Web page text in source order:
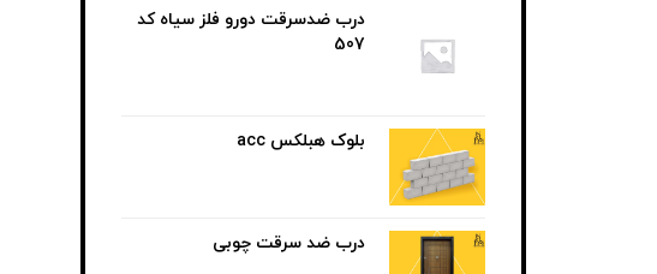
درب ضدسرقت دورو فلز سیاه کد
507
بلوک هبلکس acc
درب ضد سرقت چوبی